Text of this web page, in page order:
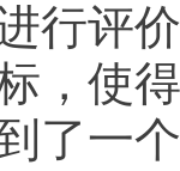
行评
，使
了一